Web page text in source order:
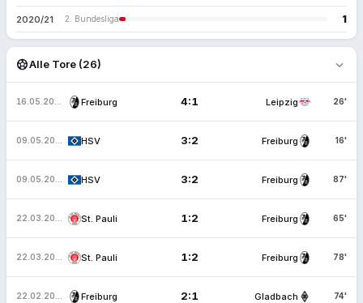
2020/21 2. Bundesliga 1
sports_soccerAlle Tore (26) expand_more
Freiburg 4:1 Leipzig 26'
HSV 3:2 Freiburg 16'
HSV 3:2 Freiburg 87'
St. Pauli 1:2 Freiburg 65'
St. Pauli 1:2 Freiburg 78'
Freiburg 2:1 Gladbach 74'